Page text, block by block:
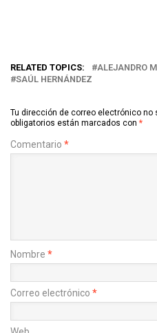
RELATED TOPICS: ALEJANDRO
SAÚL HERNÁNDEZ
Tu dirección de correo electrónico no
obligatorios están marcados con *
Comentario *
Nombre *
Correo electrónico *